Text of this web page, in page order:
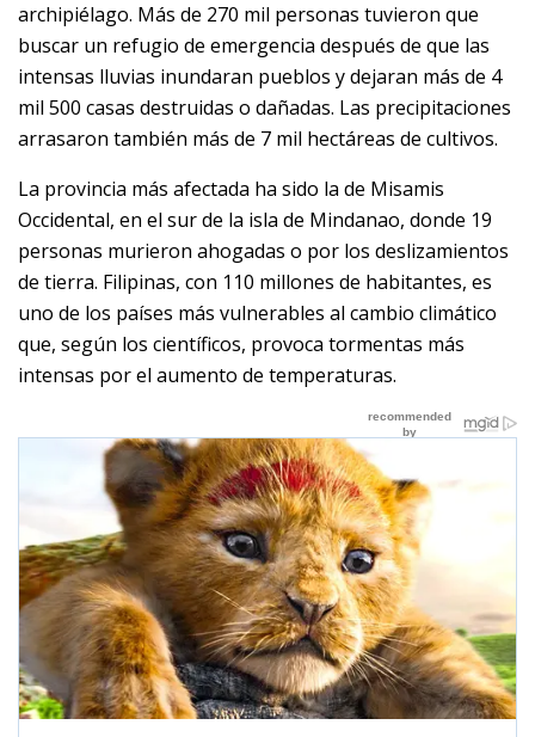
archipiélago. Más de 270 mil personas tuvieron que
buscar un refugio de emergencia después de que las
intensas lluvias inundaran pueblos y dejaran más de 4
mil 500 casas destruidas o dañadas. Las precipitaciones
arrasaron también más de 7 mil hectáreas de cultivos.
La provincia más afectada ha sido la de Misamis
Occidental, en el sur de la isla de Mindanao, donde 19
personas murieron ahogadas o por los deslizamientos
de tierra. Filipinas, con 110 millones de habitantes, es
uno de los países más vulnerables al cambio climático
que, según los científicos, provoca tormentas más
intensas por el aumento de temperaturas.